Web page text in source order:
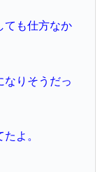
ても仕方なか
なりそうだっ
よ。